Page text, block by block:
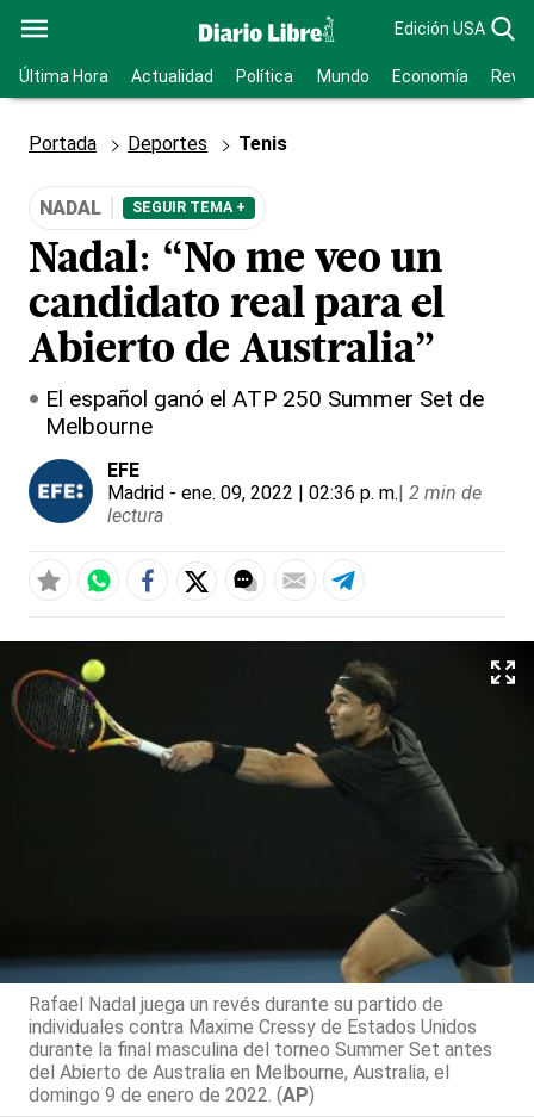
Edición USA
Última Hora Actualidad Política Mundo Economía
Portada Deportes Tenis
NADAL SEGUIR TEMA +
Nadal: “No me veo un
candidato real para el
Abierto de Australia”
El español ganó el ATP 250 Summer Set de
Melbourne
EFE
Madrid - ene. 09, 2022 | 02:36 p. m.| 2 min de
lectura
Rafael Nadal juega un revés durante su partido de
individuales contra Maxime Cressy de Estados Unidos
durante la final masculina del torneo Summer Set antes
del Abierto de Australia en Melbourne, Australia, el
domingo 9 de enero de 2022. (AP)